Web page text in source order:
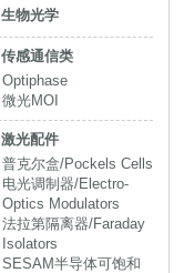
生物光学
传感通信类
Optiphase
微光MOI
激光配件
普克尔盒/Pockels Cells
电光调制器/Electro-
Optics Modulators
法拉第隔离器/Faraday
Isolators
SESAM半导体可饱和